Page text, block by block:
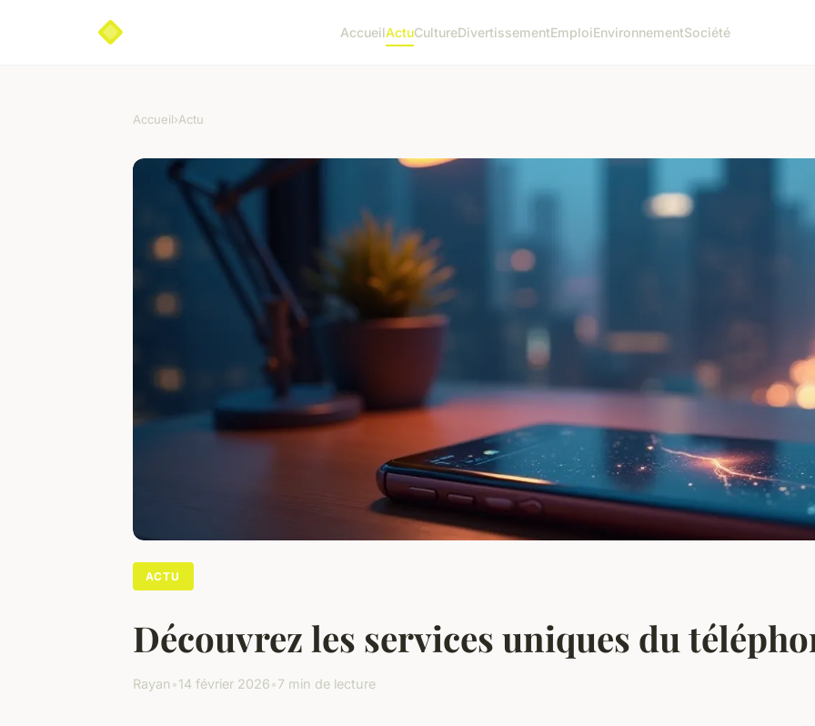
AccueilActuCultureDivertissementEmploiEnvironnementSociété
Accueil›Actu
ACTU
Découvrez les services uniques du
Rayan •14 février 2026•7 min de lecture